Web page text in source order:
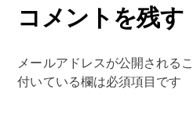
コメントを残す
メールアドレスが公開される
付いている欄は必須項目です